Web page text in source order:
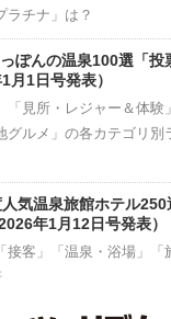
ラチナ」は？
ぽんの温泉100選「投
1月1日号発表）
「見所・レジャー＆体
グルメ」の各カテゴリ別
気温泉旅館ホテル
年1月12日号発表）
接客」「温泉・浴場」